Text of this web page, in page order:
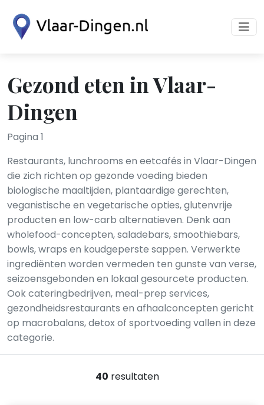
Gezond eten in Vlaar-
Dingen
Pagina 1
Restaurants, lunchrooms en eetcafés in Vlaar-Dingen
die zich richten op gezonde voeding bieden
biologische maaltijden, plantaardige gerechten,
veganistische en vegetarische opties, glutenvrije
producten en low-carb alternatieven. Denk aan
wholefood-concepten, saladebars, smoothiebars,
bowls, wraps en koudgeperste sappen. Verwerkte
ingrediënten worden vermeden ten gunste van verse,
seizoensgebonden en lokaal gesourcete producten.
Ook cateringbedrijven, meal-prep services,
gezondheidsrestaurants en afhaalconcepten gericht
op macrobalans, detox of sportvoeding vallen in deze
categorie.
40 resultaten